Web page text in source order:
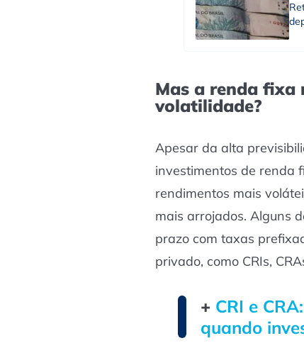
Mas a renda fixa
volatilidade?
Apesar da alta
investimentos de renda
rendimentos mais
mais arrojados. Alguns
prazo com taxas
privado, como CRIs,
+ CRI e
quando